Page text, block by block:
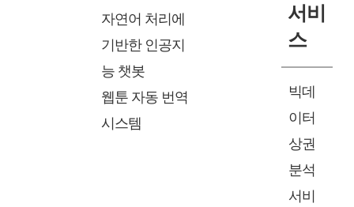
자연어 처리에
기반한 인공지
능 챗봇
웹툰 자동 번역
시스템
서비
스
빅데
이터
상권
분석
서비